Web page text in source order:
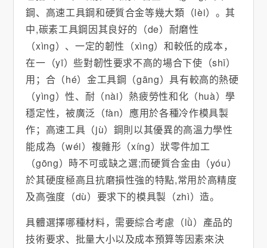
鋼、高速工具鋼和硬質合金等幾大類（lèi）。其
中,碳素工具鋼因其良好的（de）耐磨性
（xìng）、一定的韌性（xìng）和較低的成本，
在一（yī）些對韌性要求不高的場合下使（shǐ）
用；合（hé）金工具鋼（gāng）具有較高的熱硬
（yìng）性、耐（nài）熱疲勞性和化（huà）學
穩定性，被廣泛（fàn）應用於各種冷作模具製
作；高速工具（jù）鋼則以其優異的高溫力學性
能成為（wéi）複雜形（xíng）狀零件加工
（gōng）時不可或缺之選;而硬質合金由（yóu）
於其硬度極高且抗磨損性強的特點,常用於高精度
及高強度（dù）要求下的模具製（zhì）造。
具體選擇哪種材料，需要綜合考慮（lǜ）產品的
技術要求、批量大小以及成本預算等因素來決